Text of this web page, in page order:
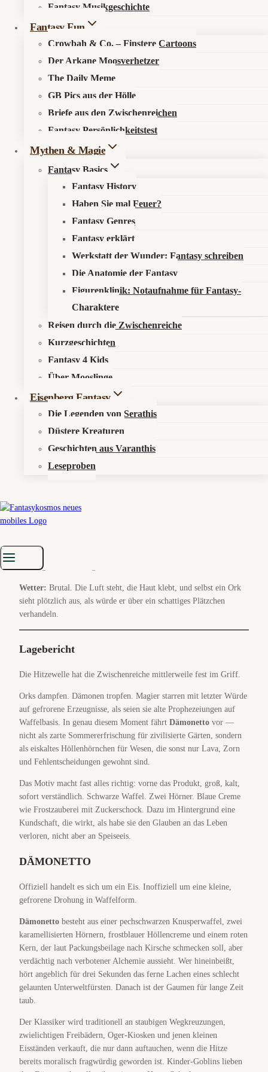
Fantasy Musikgeschichte
Fantasy Fun
Crowbah & Co. – Finstere Cartoons
Der Arkane Moosverhetzer
The Daily Meme
GB Pics aus der Hölle
Briefe aus den Zwischenreichen
Fantasy Persönlichkeitstest
Mythen & Magie
Fantasy Basics
Fantasy History
Haben Sie mal Feuer?
Fantasy Genres
Fantasy erklärt
Werkstatt der Wunder: Fantasy schreiben
Die Anatomie der Fantasy
Figurenklinik: Notaufnahme für Fantasy-
Charaktere
Reisen durch die Zwischenreiche
Kurzgeschichten
Fantasy 4 Kids
Über Mooslinge
Eisenberg Fantasy
Die Legenden von Serathis
Düstere Kreaturen
Geschichten aus Varanthis
Leseproben
Search in content
The Daily Meme»
Meme #154 – Dämonetto – Ein Hörnchen. Zwei Hörner. Null
Erbarmen.
The Daily Meme #154 – Dämonetto – Ein
Hörnchen. Zwei Hörner. Null Erbarmen.
Boneys Logbuch-Eintrag
Schlange aus Leidensgestalten, die nur noch auf Kälte hoffen.
Wetter: Brutal. Die Luft steht, die Haut klebt, und selbst ein Ork
sieht plötzlich aus, als würde er über ein schattiges Plätzchen
verhandeln.
Lagebericht
Die Hitzewelle hat die Zwischenreiche mittlerweile fest im Griff.
Orks dampfen. Dämonen tropfen. Magier starren mit letzter Würde
auf gefrorene Erzeugnisse, als seien sie alte Prophezeiungen auf
Waffelbasis. In genau diesem Moment fährt Dämonetto vor —
nicht als zarte Sommererfrischung für zivilisierte Gärten, sondern
als eiskaltes Höllenhörnchen für Wesen, die sonst nur Lava, Zorn
und Fehlentscheidungen gewohnt sind.
Das Motiv macht fast alles richtig: vorne das Produkt, groß, kalt,
sofort verständlich. Schwarze Waffel. Zwei Hörner. Blaue Creme
wie Frostzauberei mit Zuckerschock. Dazu im Hintergrund eine
Kundschaft, die wirkt, als habe sie den Glauben an das Leben
verloren, nicht aber an Speiseeis.
DÄMONETTO
Offiziell handelt es sich um ein Eis. Inoffiziell um eine kleine,
gefrorene Drohung in Waffelform.
Dämonetto besteht aus einer pechschwarzen Knusperwaffel, zwei
karamellisierten Hörnern, frostblauer Höllencreme und einem roten
Kern, der laut Packungsbeilage nach Kirsche schmecken soll, aber
verdächtig nach verbotener Alchemie aussieht. Wer hineinbeißt,
hört angeblich für drei Sekunden das ferne Lachen eines schlecht
gelaunten Unterweltfürsten. Danach ist der Gaumen für lange Zeit
taub.
Der Klassiker wird traditionell an staubigen Wegkreuzungen,
zwielichtigen Freibädern, Oger-Kiosken und jenen kleinen
Eisständen verkauft, die nur dann auftauchen, wenn die Hitze
bereits moralisch fragwürdig geworden ist. Kinder-Goblins lieben